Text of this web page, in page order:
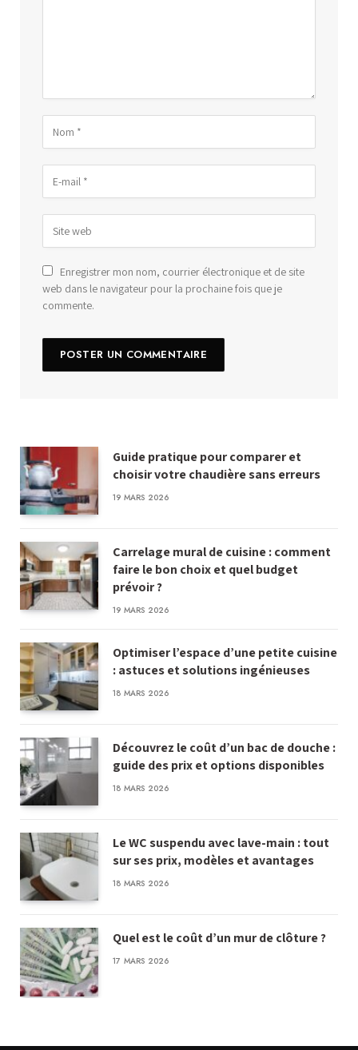
Enregistrer mon nom, courrier électronique et de site
web dans le navigateur pour la prochaine fois que je
commente.
Guide pratique pour comparer et
choisir votre chaudière sans erreurs
19 MARS 2026
Carrelage mural de cuisine : comment
faire le bon choix et quel budget
prévoir ?
19 MARS 2026
Optimiser l’espace d’une petite cuisine
: astuces et solutions ingénieuses
18 MARS 2026
Découvrez le coût d’un bac de douche :
guide des prix et options disponibles
18 MARS 2026
Le WC suspendu avec lave-main : tout
sur ses prix, modèles et avantages
18 MARS 2026
Quel est le coût d’un mur de clôture ?
17 MARS 2026